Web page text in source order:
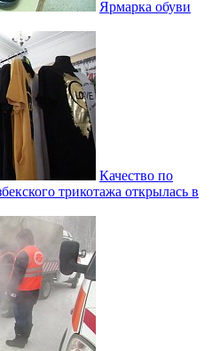
Ярмарка обуви
Качество по
трикотажа открылась в